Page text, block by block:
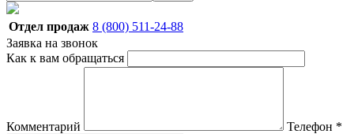
Отдел продаж 8 (800) 511-24-88
Заявка на звонок
Как к вам обращаться
Комментарий Телефон *